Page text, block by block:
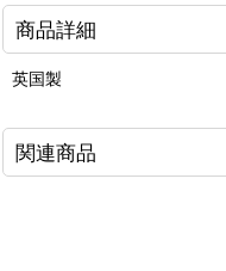
商品詳細
英国製
関連商品